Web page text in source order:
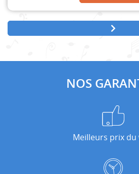
NOS
Meilleurs prix du